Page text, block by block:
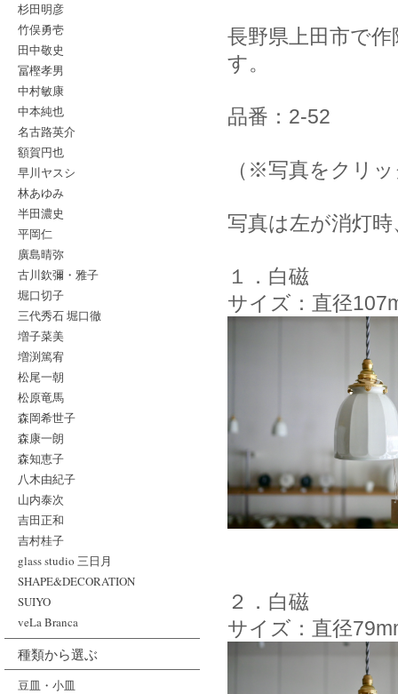
杉田明彦
竹俣勇壱
田中敬史
冨樫孝男
中村敏康
中本純也
名古路英介
額賀円也
早川ヤスシ
林あゆみ
半田濃史
平岡仁
廣島晴弥
古川欽彌・雅子
堀口切子
三代秀石 堀口徹
増子菜美
増渕篤宥
松尾一朝
松原竜馬
森岡希世子
森康一朗
森知恵子
八木由紀子
山内泰次
吉田正和
吉村桂子
glass studio 三日月
SHAPE&DECORATION
SUIYO
veLa Branca
種類から選ぶ
豆皿・小皿
長野県上田市で
す。
品番：2-52
（※写真をクリ
写真は左が消灯
１．白磁
サイズ：直径
２．白磁
サイズ：直径